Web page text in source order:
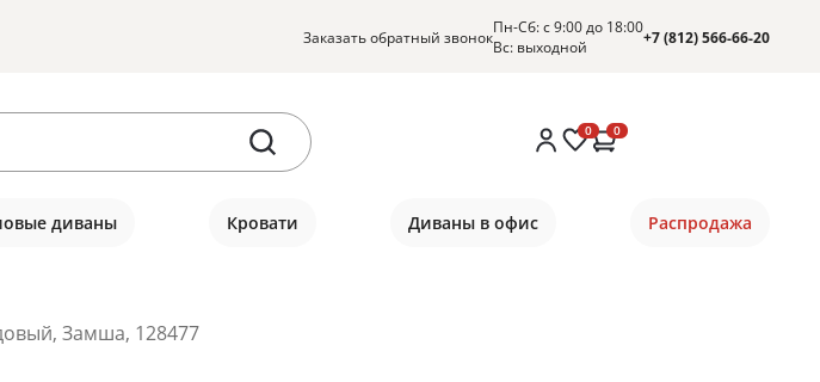
Заказать обратный звонокПн-Сб: с 9:00 до 18:00
Вс: выходной
+7 (812) 566-66-20
0 0
диваны Кровати Диваны в офис Распродажа
Замша, 128477